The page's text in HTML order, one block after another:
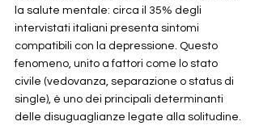
la salute mentale: circa il 35% degli
intervistati italiani presenta sintomi
compatibili con la depressione. Questo
fenomeno, unito a fattori come lo stato
civile (vedovanza, separazione o status di
single), è uno dei principali determinanti
delle disuguaglianze legate alla solitudine.